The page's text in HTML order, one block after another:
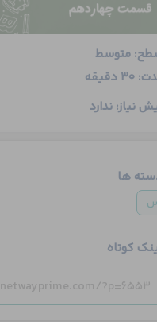
متوسط
30 دقیقه
نیاز: ندارد
ها
کوتاه
netwayprime.com/?p=6553